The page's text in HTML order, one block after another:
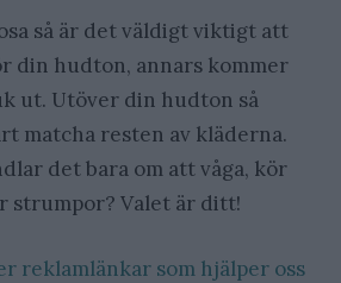
så är det väldigt viktigt att
din hudton, annars kommer
ut. Utöver din hudton så
matcha resten av kläderna.
det bara om att våga, kör
strumpor? Valet är ditt!
reklamlänkar som hjälper oss